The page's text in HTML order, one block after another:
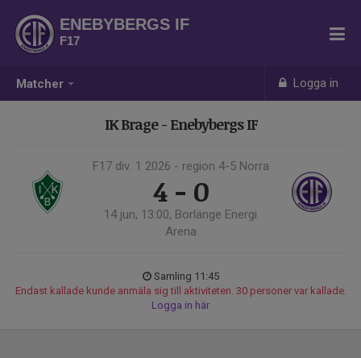
Matcher Logga in
ENEBYBERGS IF
F17
IK Brage - Enebybergs IF
F17 div. 1 2026 - region 4-5 Norra
4 - 0
14 jun, 13:00, Borlänge Energi
Arena
Samling 11:45
Endast kallade kunde anmäla sig till aktiviteten. 30 personer var kallade.
Logga in här